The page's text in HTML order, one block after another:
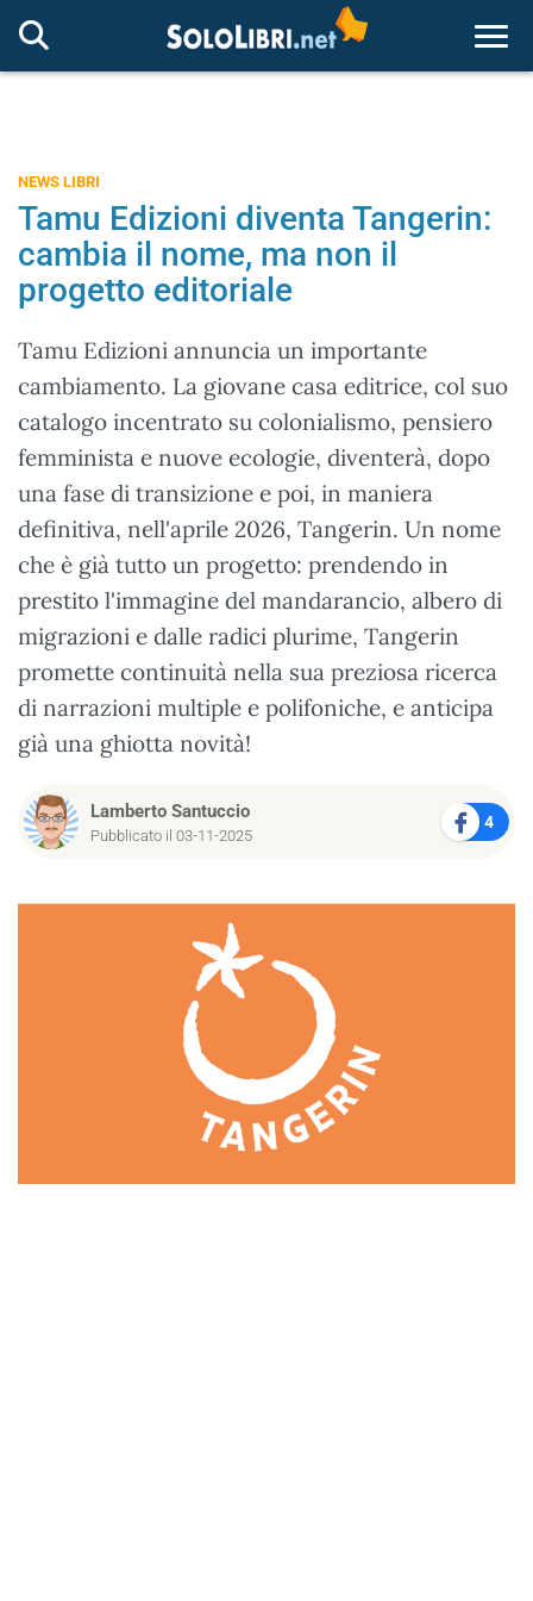
NEWS LIBRI
Tamu Edizioni diventa Tangerin:
cambia il nome, ma non il
progetto editoriale
Tamu Edizioni annuncia un importante
cambiamento. La giovane casa editrice, col suo
catalogo incentrato su colonialismo, pensiero
femminista e nuove ecologie, diventerà, dopo
una fase di transizione e poi, in maniera
definitiva, nell'aprile 2026, Tangerin. Un nome
che è già tutto un progetto: prendendo in
prestito l'immagine del mandarancio, albero di
migrazioni e dalle radici plurime, Tangerin
promette continuità nella sua preziosa ricerca
di narrazioni multiple e polifoniche, e anticipa
già una ghiotta novità!
Lamberto Santuccio
Pubblicato il 03-11-2025
4